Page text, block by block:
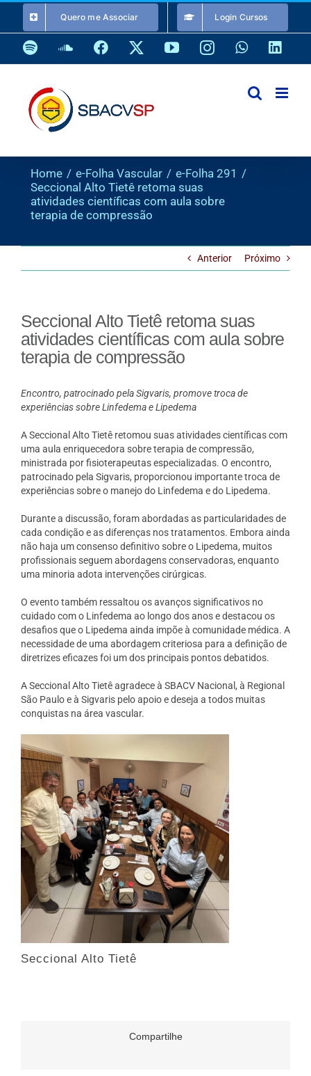
o
conteúdo
Quero me Associar Login Cursos
SpotifySoundCloud
Facebook YouTubeInstagramWhatsApp
Home e-Folha Vascular
e-Folha 291
Seccional Alto Tietê retoma suas
atividades científicas com aula sobre
terapia de compressão
Anterior Próximo
Seccional Alto Tietê retoma suas
atividades científicas com aula sobre
terapia de compressão
Encontro, patrocinado pela Sigvaris, promove troca de
experiências sobre Linfedema e Lipedema
A Seccional Alto Tietê retomou suas atividades científicas com
uma aula enriquecedora sobre terapia de compressão,
ministrada por fisioterapeutas especializadas. O encontro,
patrocinado pela Sigvaris, proporcionou importante troca de
experiências sobre o manejo do Linfedema e do Lipedema.
Durante a discussão, foram abordadas as particularidades de
cada condição e as diferenças nos tratamentos. Embora ainda
não haja um consenso definitivo sobre o Lipedema, muitos
profissionais seguem abordagens conservadoras, enquanto
uma minoria adota intervenções cirúrgicas.
O evento também ressaltou os avanços significativos no
cuidado com o Linfedema ao longo dos anos e destacou os
desafios que o Lipedema ainda impõe à comunidade médica. A
necessidade de uma abordagem criteriosa para a definição de
diretrizes eficazes foi um dos principais pontos debatidos.
A Seccional Alto Tietê agradece à SBACV Nacional, à Regional
São Paulo e à Sigvaris pelo apoio e deseja a todos muitas
conquistas na área vascular.
Seccional Alto Tietê
Compartilhe